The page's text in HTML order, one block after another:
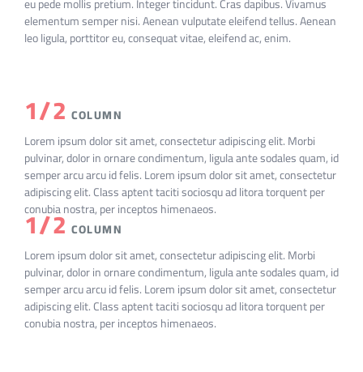
elementum semper nisi. Aenean vulputate eleifend tellus. Aenean
leo ligula, porttitor eu, consequat vitae, eleifend ac, enim.
1/2 COLUMN
Lorem ipsum dolor sit amet, consectetur adipiscing elit. Morbi
pulvinar, dolor in ornare condimentum, ligula ante sodales quam, id
semper arcu arcu id felis. Lorem ipsum dolor sit amet, consectetur
adipiscing elit. Class aptent taciti sociosqu ad litora torquent per
conubia nostra, per inceptos himenaeos.
1/2COLUMN
Lorem ipsum dolor sit amet, consectetur adipiscing elit. Morbi
pulvinar, dolor in ornare condimentum, ligula ante sodales quam, id
semper arcu arcu id felis. Lorem ipsum dolor sit amet, consectetur
adipiscing elit. Class aptent taciti sociosqu ad litora torquent per
conubia nostra, per inceptos himenaeos.